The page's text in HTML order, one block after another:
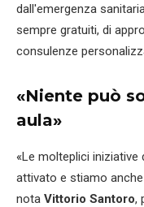
dall'emergenza
sempre gratuiti, di
consulenze
«Niente può
aula»
«Le molteplici
attivato e stiamo
nota Vittorio Santoro,